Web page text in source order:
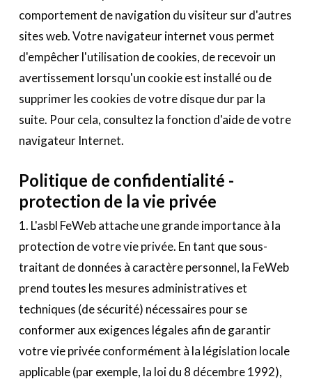
comportement de navigation du visiteur sur d'autres
sites web. Votre navigateur internet vous permet
d'empêcher l'utilisation de cookies, de recevoir un
avertissement lorsqu'un cookie est installé ou de
supprimer les cookies de votre disque dur par la
suite. Pour cela, consultez la fonction d'aide de votre
navigateur Internet.
Politique de confidentialité -
protection de la vie privée
1. L'asbl FeWeb attache une grande importance à la
protection de votre vie privée. En tant que sous-
traitant de données à caractère personnel, la FeWeb
prend toutes les mesures administratives et
techniques (de sécurité) nécessaires pour se
conformer aux exigences légales afin de garantir
votre vie privée conformément à la législation locale
applicable (par exemple, la loi du 8 décembre 1992),